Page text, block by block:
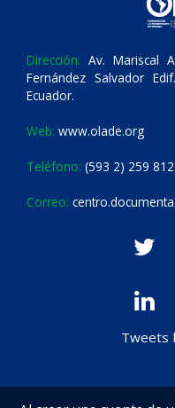
Dirección: Av. Mariscal
Fernández Salvador
Ecuador.
Web: www.olade.org
Teléfono: (593 2) 259
Correo:
Tweets